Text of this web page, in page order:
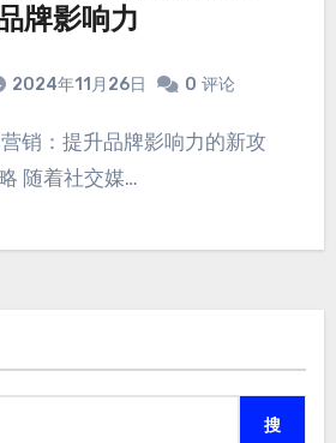
牌影响力
2024年11月26日 0 评论
随着社交媒…
搜